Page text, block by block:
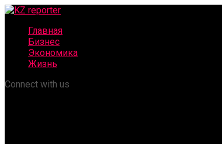
Главная
Бизнес
Экономика
Жизнь
Connect with us